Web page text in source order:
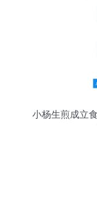
小杨生煎成立